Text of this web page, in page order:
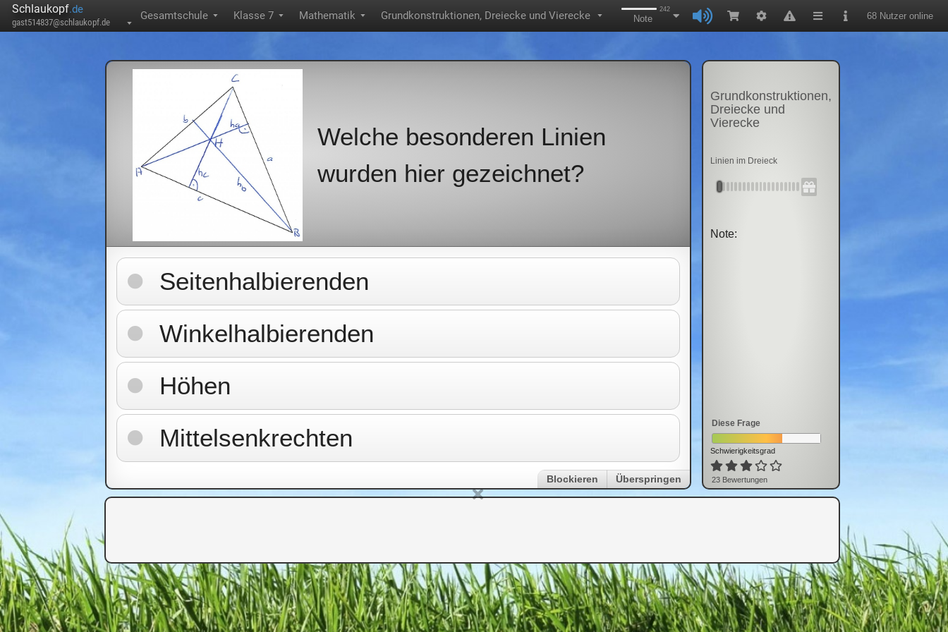
Schlaukopf.de
gast514837@schlaukopf.de ▼
Gesamtschule ▼ Klasse 7 ▼ Mathematik ▼ Grundkonstruktionen, Dreiecke und Vierecke ▼
242
Note 68 Nutzer online
Welche besonderen Linien
wurden hier gezeichnet?
Seitenhalbierenden
Winkelhalbierenden
Höhen
Mittelsenkrechten
Blockieren Überspringen
Grundkonstruktionen,
Dreiecke und
Vierecke
Linien im Dreieck
Note:
Diese Frage
Schwierigkeitsgrad
23 Bewertungen